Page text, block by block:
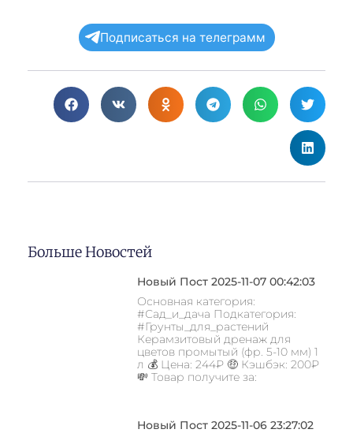
Подписаться на телеграмм
Больше Новостей
Новый Пост 2025-11-07 00:42:03
Основная категория:
#Сад_и_дача Подкатегория:
#Грунты_для_растений
Керамзитовый дренаж для
цветов промытый (фр. 5-10 мм) 1
л 💰 Цена: 244₽ 🤑 Кэшбэк: 200₽
💸 Товар получите за:
Новый Пост 2025-11-06 23:27:02